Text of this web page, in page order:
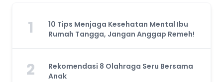
1
10 Tips Menjaga Kesehatan Mental Ibu
Rumah Tangga, Jangan Anggap Remeh!
2
Rekomendasi 8 Olahraga Seru Bersama
Anak